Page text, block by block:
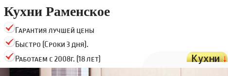
Кухни Раменское
Гарантия лучшей цены
Быстро (Сроки 3 дня).
Работаем с 2008г. (18 лет)
Кухни↓